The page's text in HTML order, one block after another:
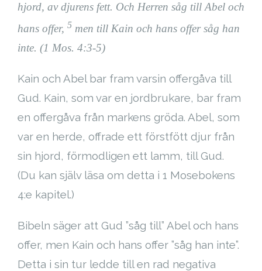
Cart ( Items)
hjord, av djurens fett. Och Herren såg till Abel och
hans offer, 5 men till Kain och hans offer såg han
inte. (1 Mos. 4:3-5)
Kain och Abel bar fram varsin offergåva till
Gud. Kain, som var en jordbrukare, bar fram
en offergåva från markens gröda. Abel, som
var en herde, offrade ett förstfött djur från
sin hjord, förmodligen ett lamm, till Gud.
(Du kan själv läsa om detta i 1 Mosebokens
4:e kapitel.)
Bibeln säger att Gud ”såg till” Abel och hans
offer, men Kain och hans offer ”såg han inte”.
Detta i sin tur ledde till en rad negativa